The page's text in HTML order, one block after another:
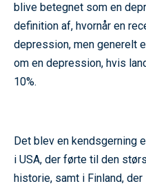
blive betegnet som en
definition af, hvornår en
depression, men generelt
om en depression, hvis
10%.
Det blev en kendsgerning
i USA, der førte til den
historie, samt i Finland,